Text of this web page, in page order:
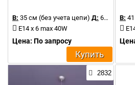
В: 35 см (без учета цепи) Д: 68 см
E14 x 6 max 40W
Цена: По запросу
Купить
В:
2832